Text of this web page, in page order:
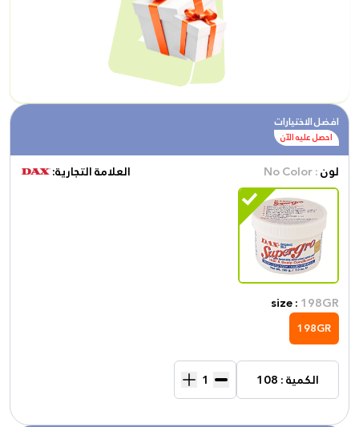
افضل الاختيارات
احصل عليه الآن
لون: No Color العلامة التجارية:
size :198GR
198GR
الكمية : 108